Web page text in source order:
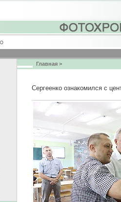
Главная >
Сергеенко ознакомился с